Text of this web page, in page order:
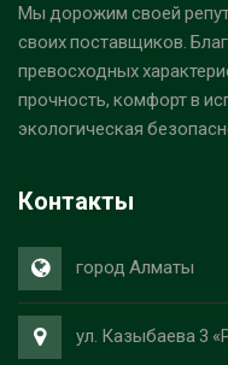
Мы дорожим своей
своих поставщиков.
превосходных
прочность, комфорт в
экологическая
Контакты
город Алматы
ул. Казыбаева 3